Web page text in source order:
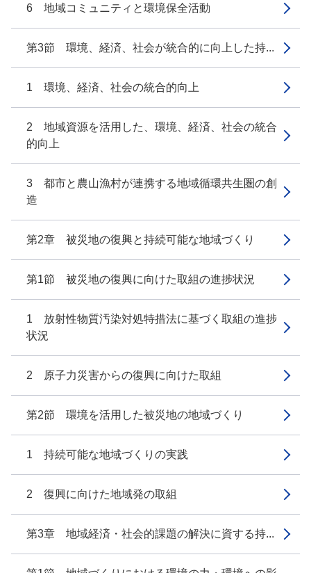
6 地域コミュニティと環境保全活動
第3節 環境、経済、社会が統合的に向上した持...
1 環境、経済、社会の統合的向上
2 地域資源を活用した、環境、経済、社会の統合
的向上
3 都市と農山漁村が連携する地域循環共生圏の創
造
第2章 被災地の復興と持続可能な地域づくり
第1節 被災地の復興に向けた取組の進捗状況
1 放射性物質汚染対処特措法に基づく取組の進捗
状況
2 原子力災害からの復興に向けた取組
第2節 環境を活用した被災地の地域づくり
1 持続可能な地域づくりの実践
2 復興に向けた地域発の取組
第3章 地域経済・社会的課題の解決に資する持...